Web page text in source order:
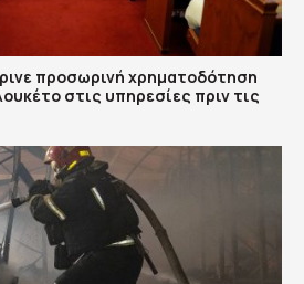
προσωρινή χρηματοδότηση
στις υπηρεσίες πριν τις